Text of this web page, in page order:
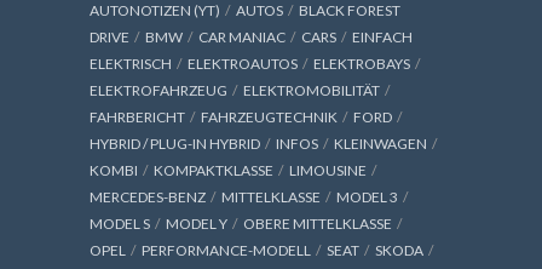
AUTONOTIZEN (YT)
AUTOS
BLACK FOREST
DRIVE
BMW CAR MANIAC CARS
EINFACH
ELEKTRISCH
ELEKTROAUTOS
ELEKTROBAYS
ELEKTROFAHRZEUG
ELEKTROMOBILITÄT
FAHRBERICHT
FAHRZEUGTECHNIK
FORD
HYBRID / PLUG-IN HYBRID
INFOS
KLEINWAGEN
KOMBI
KOMPAKTKLASSE
LIMOUSINE
MERCEDES-BENZ
MITTELKLASSE
MODEL 3
MODEL S
MODEL Y
OBERE MITTELKLASSE
OPEL
PERFORMANCE-MODELL SEAT
SKODA